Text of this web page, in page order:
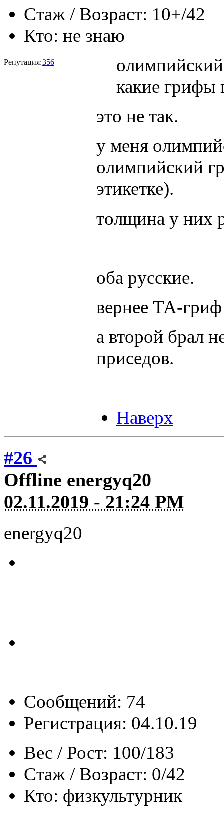
Стаж / Возраст: 10+/42
Кто: не знаю
Репутация:356
какие грифы
это не так.
у меня
олимпийский
этикетке).
толщина у них
оба русские.
вернее ТА-гриф
а второй брал
приседов.
Наверх
#26
Offline energyq20
02.11.2019 - 21:24 PM
energyq20
Сообщений: 74
Регистрация: 04.10.19
Вес / Рост: 100/183
Стаж / Возраст: 0/42
Кто: физкультурник